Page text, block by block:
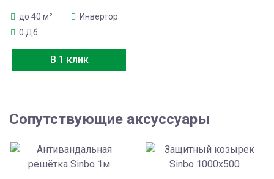
до 40 м²
Инвертор
0 Дб
В 1 клик
Сопутствующие аксуссуары